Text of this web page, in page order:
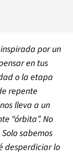
por un
en tus
o la etapa
repente
lleva a un
“órbita”. No
sabemos
desperdiciar lo